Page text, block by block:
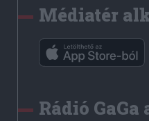
Médiatér
Rádió